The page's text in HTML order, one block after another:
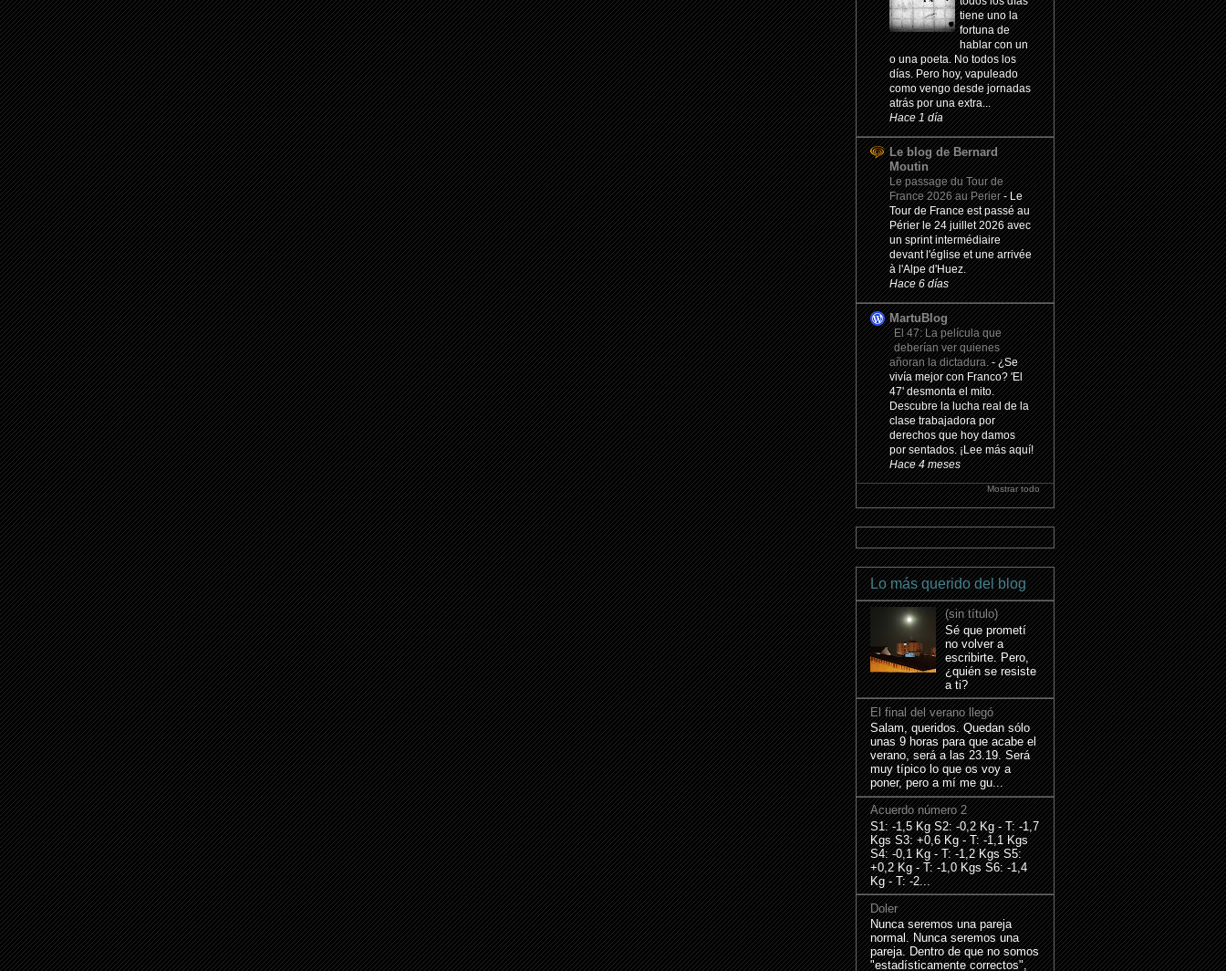
tiene uno la
fortuna de
hablar con un
o una poeta. No todos los
días. Pero hoy, vapuleado
como vengo desde jornadas
atrás por una extra...
Hace 1 día
Le blog de Bernard
Moutin
Le passage du Tour de
France 2026 au Perier-Le
Tour de France est passé au
Périer le 24 juillet 2026 avec
un sprint intermédiaire
devant l'église et une arrivée
à l'Alpe d'Huez.
Hace 6 días
MartuBlog
El 47: La película que
deberían ver quienes
añoran la dictadura.-¿Se
vivía mejor con Franco? 'El
47' desmonta el mito.
Descubre la lucha real de la
clase trabajadora por
derechos que hoy damos
por sentados. ¡Lee más aquí!
Hace 4 meses
Mostrar todo
Lo más querido del blog
(sin título)
Sé que prometí
no volver a
escribirte. Pero,
¿quién se resiste
a ti?
El final del verano llegó
Salam, queridos. Quedan sólo
unas 9 horas para que acabe el
verano, será a las 23.19. Será
muy típico lo que os voy a
poner, pero a mí me gu...
Acuerdo número 2
S1: -1,5 Kg S2: -0,2 Kg - T: -1,7
Kgs S3: +0,6 Kg - T: -1,1 Kgs
S4: -0,1 Kg - T: -1,2 Kgs S5:
+0,2 Kg - T: -1,0 Kgs S6: -1,4
Kg - T: -2...
Doler
Nunca seremos una pareja
normal. Nunca seremos una
pareja. Dentro de que no somos
"estadísticamente correctos",